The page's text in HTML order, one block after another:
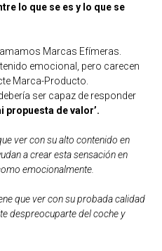
lo que se es y lo que se
Marcas Efímeras.
emocional, pero carecen
Marca-Producto.
ser capaz de responder
propuesta de valor’.
ver con su alto contenido en
a crear esta sensación en
emocionalmente.
que ver con su probada calidad
despreocuparte del coche y